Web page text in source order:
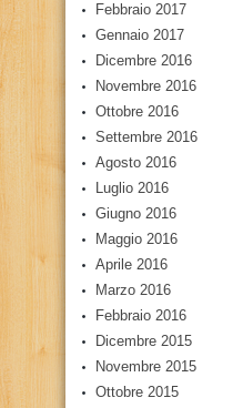
Febbraio 2017
Gennaio 2017
Dicembre 2016
Novembre 2016
Ottobre 2016
Settembre 2016
Agosto 2016
Luglio 2016
Giugno 2016
Maggio 2016
Aprile 2016
Marzo 2016
Febbraio 2016
Dicembre 2015
Novembre 2015
Ottobre 2015